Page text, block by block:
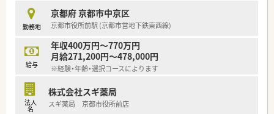
■充実した研修制度、人事制度、評価制度、キャリア支援制度等
があるのも特徴です
勤務地
京都府 京都市中京区
京都市役所前駅 (京都市営地下鉄東西線)
給与
年収400万円～770万円
月給271,200円～478,000円
※経験・年齢・選択コースによります
法人
名
株式会社スギ薬局
スギ薬局 京都市役所前店